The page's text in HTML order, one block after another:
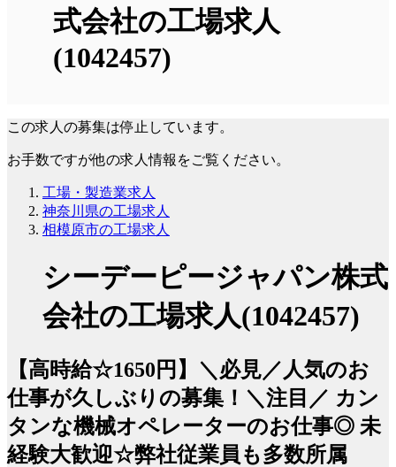
式会社の工場求人
(1042457)
この求人の募集は停止しています。
お手数ですが他の求人情報をご覧ください。
工場・製造業求人
神奈川県の工場求人
相模原市の工場求人
シーデーピージャパン株式
会社の工場求人(1042457)
【高時給☆1650円】＼必見／人気のお
仕事が久しぶりの募集！＼注目／ カン
タンな機械オペレーターのお仕事◎ 未
経験大歓迎☆弊社従業員も多数所属